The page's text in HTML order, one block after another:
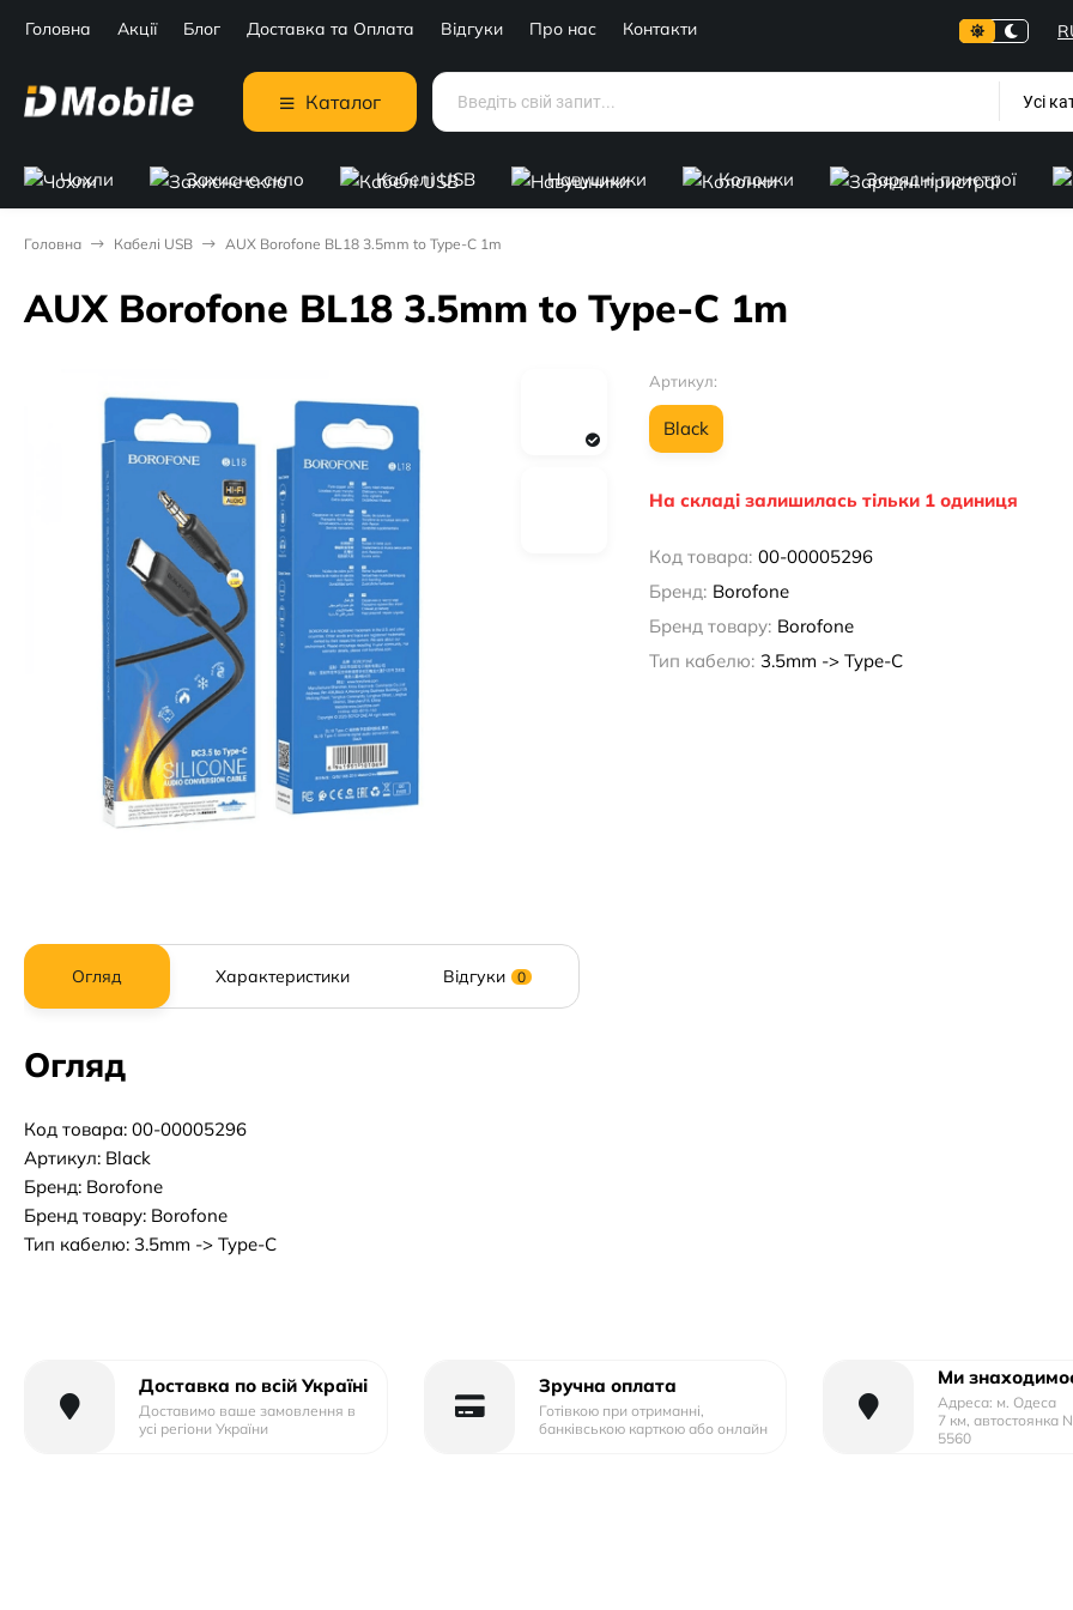
Головна Акції Блог Доставка та Оплата Відгуки Про нас Контакти
Каталог Усі
Чохли Захисне скло Кабелі USB Навушники Колонки Зарядні пристрої
Головна Кабелі USB AUX Borofone BL18 3.5mm to Type-C 1m
AUX Borofone BL18 3.5mm to Type-C 1m
Артикул:
Black
На складі залишилась тільки 1 одиниця
Код товара: 00-00005296
Бренд: Borofone
Бренд товару: Borofone
Тип кабелю: 3.5mm -> Type-C
Огляд Характеристики Відгуки 0
Огляд
Код товара: 00-00005296
Артикул: Black
Бренд: Borofone
Бренд товару: Borofone
Тип кабелю: 3.5mm -> Type-C
Доставка по всій Україні
Доставимо ваше замовлення в
усі регіони України
Зручна оплата
Готівкою при отриманні,
банківською карткою або онлайн
Ми
Адреса: м. Одеса
7 км, автостоянка
5560